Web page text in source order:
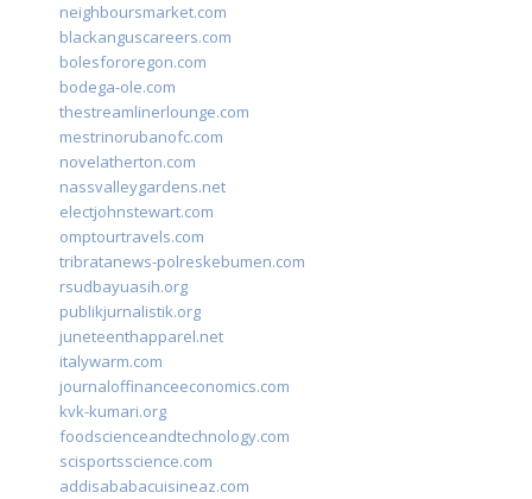
neighboursmarket.com
blackanguscareers.com
bolesfororegon.com
bodega-ole.com
thestreamlinerlounge.com
mestrinorubanofc.com
novelatherton.com
nassvalleygardens.net
electjohnstewart.com
omptourtravels.com
tribratanews-polreskebumen.com
rsudbayuasih.org
publikjurnalistik.org
juneteenthapparel.net
italywarm.com
journaloffinanceeconomics.com
kvk-kumari.org
foodscienceandtechnology.com
scisportsscience.com
addisababacuisineaz.com